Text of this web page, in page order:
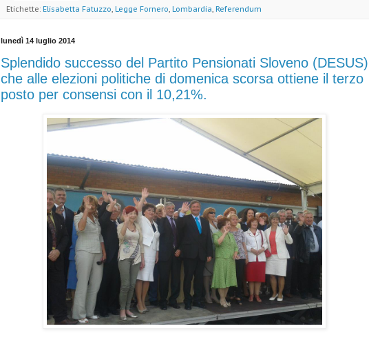
Etichette: Elisabetta Fatuzzo, Legge Fornero, Lombardia, Referendum
lunedì 14 luglio 2014
Splendido successo del Partito Pensionati Sloveno (DESUS)
che alle elezioni politiche di domenica scorsa ottiene il terzo
posto per consensi con il 10,21%.